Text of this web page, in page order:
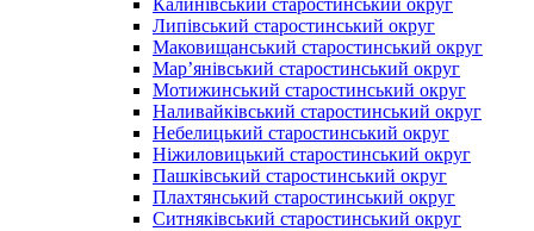
Калинівський старостинський округ
Липівський старостинський округ
Маковищанський старостинський округ
Мар’янівський старостинський округ
Мотижинський старостинський округ
Наливайківський старостинський округ
Небелицький старостинський округ
Ніжиловицький старостинський округ
Пашківський старостинський округ
Плахтянський старостинський округ
Ситняківський старостинський округ